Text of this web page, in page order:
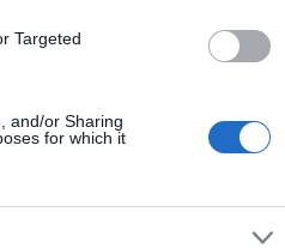
Targeted
and/or Sharing
for which it
averlo già
arrivare
in
Simona
del